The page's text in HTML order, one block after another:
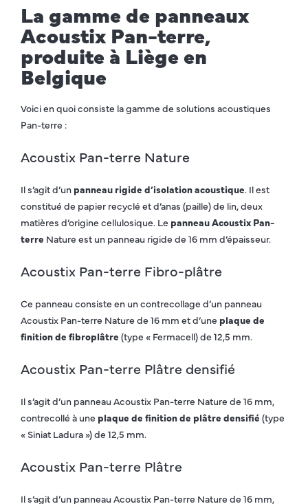
La gamme de panneaux
Acoustix Pan-terre,
produite à Liège en
Belgique
Voici en quoi consiste la gamme de solutions acoustiques
Pan-terre :
Acoustix Pan-terre Nature
Il s’agit d’un panneau rigide d’isolation acoustique. Il est
constitué de papier recyclé et d’anas (paille) de lin, deux
matières d’origine cellulosique. Le panneau Acoustix Pan-
terre Nature est un panneau rigide de 16 mm d’épaisseur.
Acoustix Pan-terre Fibro-plâtre
Ce panneau consiste en un contrecollage d’un panneau
Acoustix Pan-terre Nature de 16 mm et d’une plaque de
finition de fibroplâtre (type « Fermacell) de 12,5 mm.
Acoustix Pan-terre Plâtre densifié
Il s’agit d’un panneau Acoustix Pan-terre Nature de 16 mm,
contrecollé à une plaque de finition de plâtre densifié (type
« Siniat Ladura ») de 12,5 mm.
Acoustix Pan-terre Plâtre
Il s’agit d’un panneau Acoustix Pan-terre Nature de 16 mm,